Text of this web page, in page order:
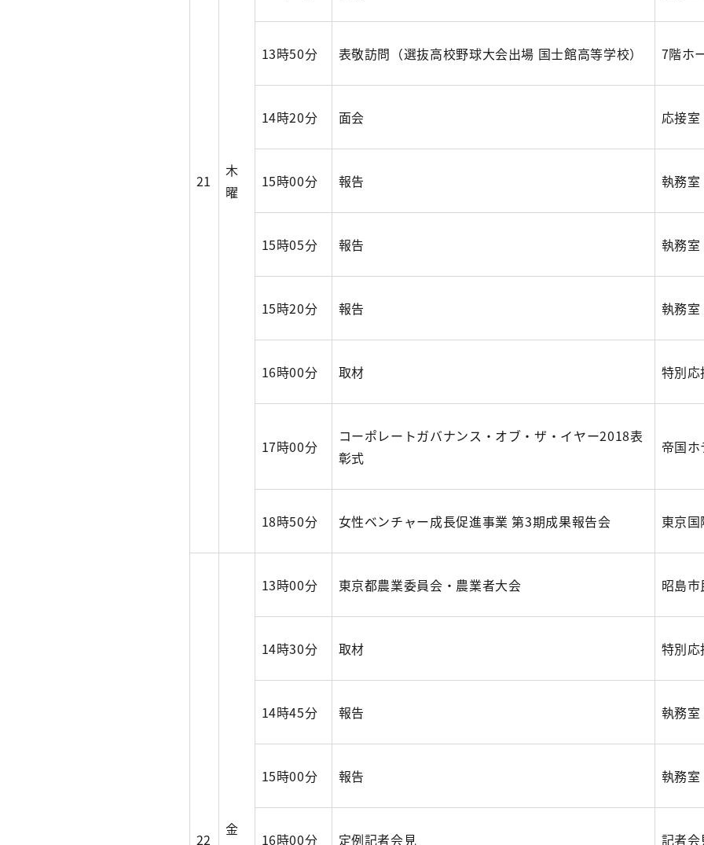
21
木
曜
13時50分 表敬訪問（選抜高校野球大会出場 国士館高等学校） 7階ホ
14時20分 面会 応接室
15時00分 報告 執務室
15時05分 報告 執務室
15時20分 報告 執務室
16時00分 取材 特別
17時00分
コーポレートガバナンス・オブ・ザ・イヤー2018表
彰式
帝国
18時50分 女性ベンチャー成長促進事業 第3期成果報告会 東京
22
金
13時00分 東京都農業委員会・農業者大会 昭島
14時30分 取材 特別
14時45分 報告 執務室
15時00分 報告 執務室
16時00分 定例記者会見 記者